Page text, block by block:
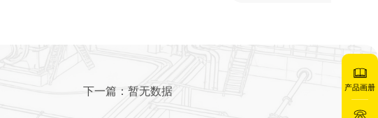
产品画册
下一篇：暂无数据